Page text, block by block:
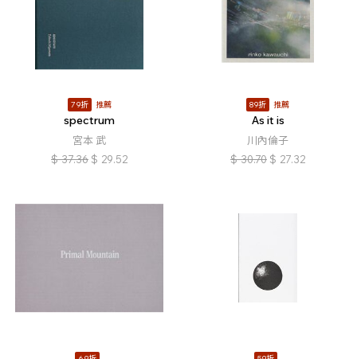
79折 推薦
spectrum
宮本 武
$ 37.36 $ 29.52
89折 推薦
As it is
川內倫子
$ 30.70 $ 27.32